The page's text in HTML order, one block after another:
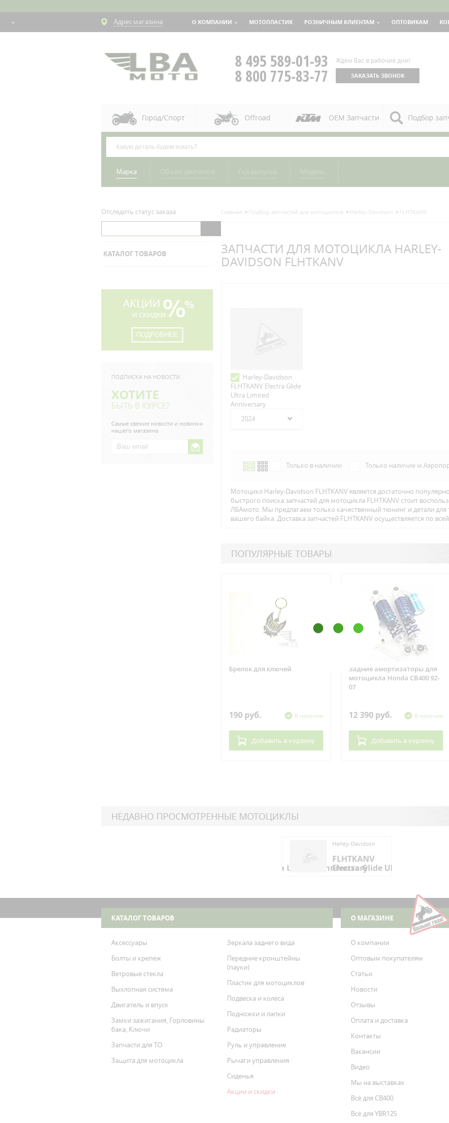
Адрес магазина О КОМПАНИИ МОТОПЛАСТИК РОЗНИЧНЫМ КЛИЕНТАМ ОПТОВИКАМ
8 495 589-01-93
8 800 775-83-77
Ждем Вас в рабочие дни!
ЗАКАЗАТЬ ЗВОНОК
Город/Спорт Offroad OEM Запчасти Подбор
Марка
Отследить статус заказа
КАТАЛОГ ТОВАРОВ
ПОДРОБНЕЕ
ПОДПИСКА НА НОВОСТИ
ХОТИТЕ
БЫТЬ В КУРСЕ?
Самые свежие новости и новинки
нашего магазина
Главная Подбор запчастей для мотоциклов Harley-Davidson FLHTKANV
ЗАПЧАСТИ ДЛЯ МОТОЦИКЛА HARLEY-
DAVIDSON FLHTKANV
Harley-Davidson
FLHTKANV Electra Glide
Ultra Limited
Anniversary
2024
Только в наличии Только наличие
Мотоцикл Harley-Davidson FLHTKANV является достаточно
быстрого поиска запчастей для мотоцикла FLHTKANV стоит
ЛБАмото. Мы предлагаем только качественный тюнинг и детали для
вашего байка. Доставка запчастей FLHTKANV осуществляется по
ПОПУЛЯРНЫЕ ТОВАРЫ
Брелок для ключей
190 руб. В наличии
Добавить в корзину
Задние амортизаторы для
мотоцикла Honda CB400 92-
07
12 390 руб. В наличии
Добавить в корзину
НЕДАВНО ПРОСМОТРЕННЫЕ МОТОЦИКЛЫ
Electra Glide Ultra Limited Anniversary
Harley-Davidson
FLHTKANV
Electra Glide Ultra Limited
FLHTKANV
КАТАЛОГ ТОВАРОВ
Аксессуары
Болты и крепеж
Ветровые стекла
Выхлопная система
Двигатель и впуск
Замки зажигания, Горловины
бака, Ключи
Запчасти для ТО
Защита для мотоцикла
Зеркала заднего вида
Передние кронштейны
(пауки)
Пластик для мотоциклов
Подвеска и колеса
Подножки и лапки
Радиаторы
Руль и управление
Рычаги управления
Сиденья
Акции и скидки
О МАГАЗИНЕ
О компании
Оптовым покупателям
Статьи
Новости
Отзывы
Оплата и доставка
Контакты
Вакансии
Видео
Мы на выставках
Всё для CB400
Всё для YBR125